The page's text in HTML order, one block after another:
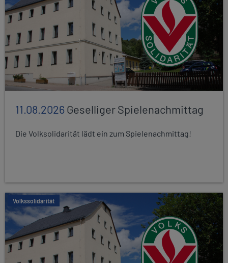
11.08.2026Geselliger Spielenachmittag
Die Volksolidarität lädt ein zum Spielenachmittag!
Volkssolidarität